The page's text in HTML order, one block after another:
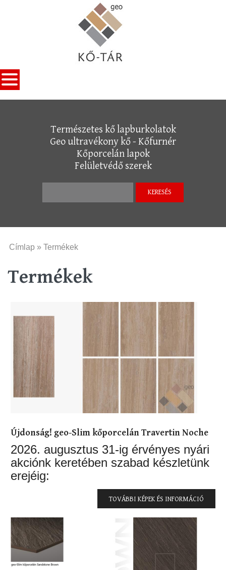
Természetes kő lapburkolatok
Geo ultravékony kő - Kőfurnér
Kőporcelán lapok
Felületvédő szerek
Keresés űrlap
Jelenlegi hely
Címlap » Termékek
Termékek
Újdonság! geo-Slim kőporcelán Travertin Noche
2026. augusztus 31-ig érvényes nyári
akciónk keretében szabad készletünk
erejéig:
TOVÁBBI KÉPEK ÉS INFORMÁCIÓ